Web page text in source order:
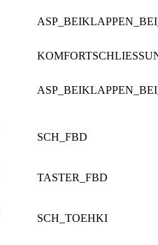
SCH_FBD
TASTER_FBD
SCH_TOEHKI